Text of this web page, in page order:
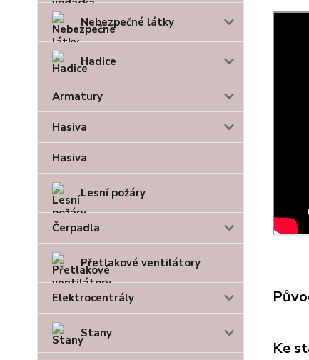
Nebezpečné látky
Hadice
Armatury
Hasiva
Hasiva
Lesní požáry
Čerpadla
Přetlakové ventilátory
Elektrocentrály
Stany
Ke